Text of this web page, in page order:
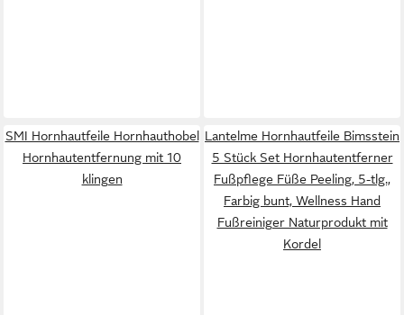
SMI Hornhautfeile Hornhauthobel
Hornhautentfernung mit 10
klingen
Lantelme Hornhautfeile Bimsstein
5 Stück Set Hornhautentferner
Fußpflege Füße Peeling, 5-tlg.,
Farbig bunt, Wellness Hand
Fußreiniger Naturprodukt mit
Kordel